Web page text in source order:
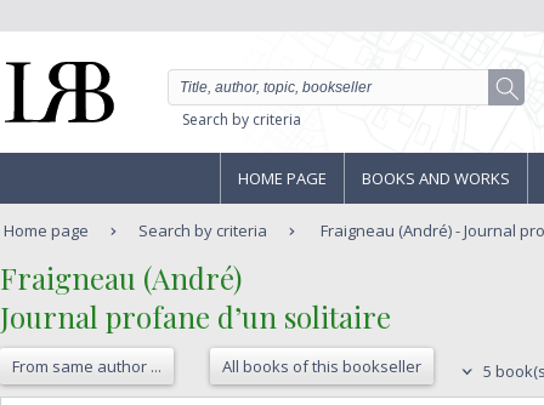
Search by criteria
HOME PAGE BOOKS AND WORKS
Home page Search by criteria Fraigneau (André) - Journal
‎Fraigneau (André) ‎
‎Journal profane d’un solitaire‎
From same author ... All books of this bookseller 5